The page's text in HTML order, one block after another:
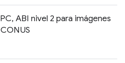
ABI nivel 2 para imágenes